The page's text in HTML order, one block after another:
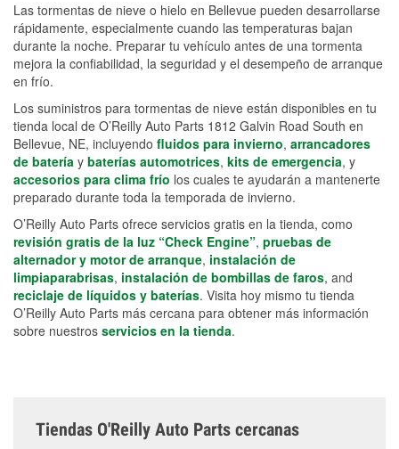
Las tormentas de nieve o hielo en Bellevue pueden desarrollarse
rápidamente, especialmente cuando las temperaturas bajan
durante la noche. Preparar tu vehículo antes de una tormenta
mejora la confiabilidad, la seguridad y el desempeño de arranque
en frío.
Los suministros para tormentas de nieve están disponibles en tu
tienda local de O’Reilly Auto Parts 1812 Galvin Road South en
Bellevue, NE, incluyendo fluidos para invierno, arrancadores
de batería y baterías automotrices, kits de emergencia, y
accesorios para clima frío los cuales te ayudarán a mantenerte
preparado durante toda la temporada de invierno.
O’Reilly Auto Parts ofrece servicios gratis en la tienda, como
revisión gratis de la luz “Check Engine”, pruebas de
alternador y motor de arranque, instalación de
limpiaparabrisas, instalación de bombillas de faros, and
reciclaje de líquidos y baterías. Visita hoy mismo tu tienda
O’Reilly Auto Parts más cercana para obtener más información
sobre nuestros servicios en la tienda.
Tiendas O'Reilly Auto Parts cercanas